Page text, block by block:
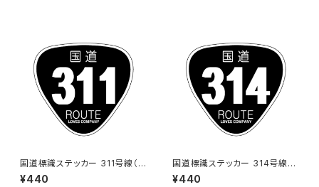
国道標識ステッカー 311号線（ブ
ラック）
¥440
国道標識ステッカー 314号線
（ブラック）
¥440